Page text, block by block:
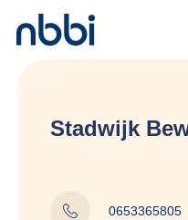
Stadwijk
0653365805